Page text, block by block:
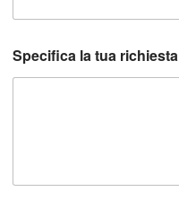
e
Specifica la tua